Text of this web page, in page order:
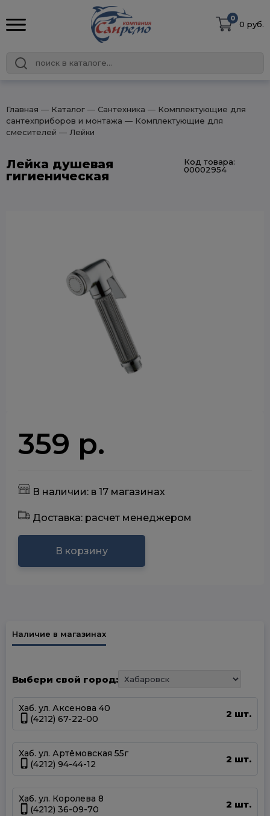
0
0 руб.
Главная ― Каталог ― Сантехника ― Комплектующие для
сантехприборов и монтажа ― Комплектующие для
смесителей ― Лейки
Лейка душевая
гигиеническая
Код товара:
00002954
359 р.
В наличии: в 17 магазинах
Доставка: расчет менеджером
В корзину
Наличие в магазинах
Выбери свой город:
Хаб. ул. Аксенова 40
(4212) 67-22-00
2 шт.
Хаб. ул. Артёмовская 55г
(4212) 94-44-12
2 шт.
Хаб. ул. Королева 8
(4212) 36-09-70
2 шт.